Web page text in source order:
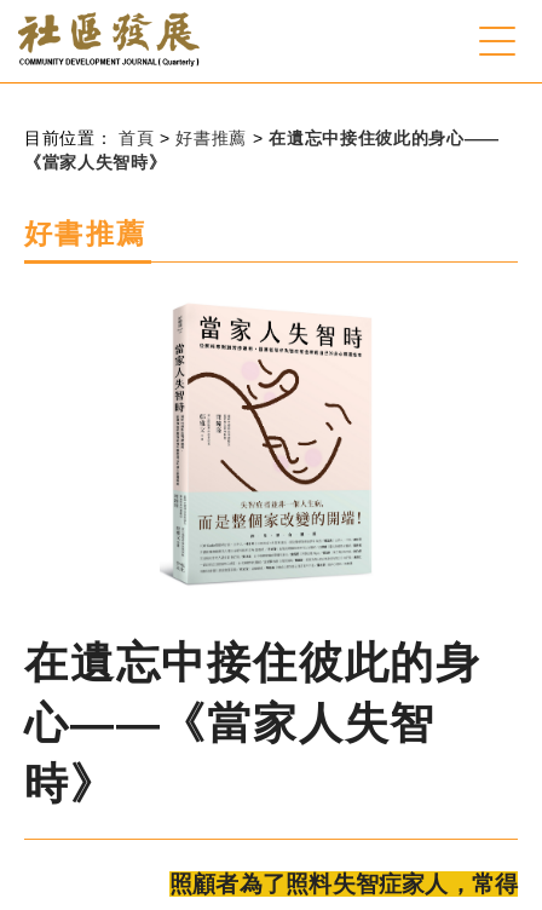
跳到主要內容
常見問題
客服諮詢
後台登入
主題報導
特別企劃
目前位置：首頁> 好書推薦 > 在遺忘中接住彼此的身心——
《當家人失智時》
好書推薦
在遺忘中接住彼此的身
心——《當家人失智
時》
照顧者為了照料失智症家人，常得